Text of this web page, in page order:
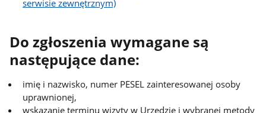
serwisie zewnętrznym)
Do zgłoszenia wymagane są
następujące dane:
imię i nazwisko, numer PESEL zainteresowanej osoby
uprawnionej,
wskazanie terminu wizyty w Urzędzie i wybranej metody